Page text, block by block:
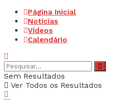
Página Inicial
Notícias
Vídeos
Calendário
Sem Resultados
Ver Todos os Resultados